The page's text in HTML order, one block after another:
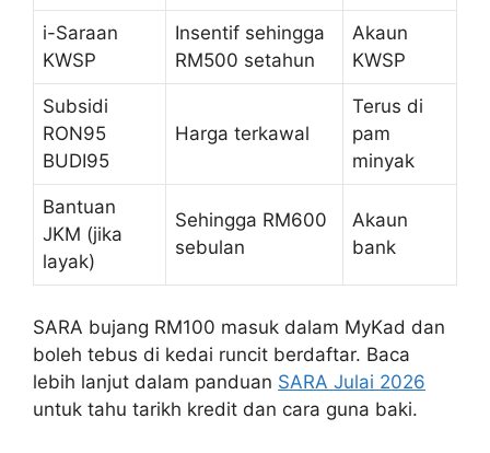
i-Saraan
KWSP
Insentif sehingga
RM500 setahun
Akaun
KWSP
Subsidi
RON95
BUDI95
Harga terkawal
Terus di
pam
minyak
Bantuan
JKM (jika
layak)
Sehingga RM600
sebulan
Akaun
bank
SARA bujang RM100 masuk dalam MyKad dan
boleh tebus di kedai runcit berdaftar. Baca
lebih lanjut dalam panduan SARA Julai 2026
untuk tahu tarikh kredit dan cara guna baki.